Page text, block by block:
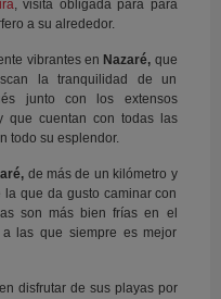
, visita obligada para para
a su alrededor.
vibrantes en Nazaré, que
la tranquilidad de un
junto con los extensos
que cuentan con todas las
todo su esplendor.
de más de un kilómetro y
que da gusto caminar con
son más bien frías en el
las que siempre es mejor
disfrutar de sus playas por